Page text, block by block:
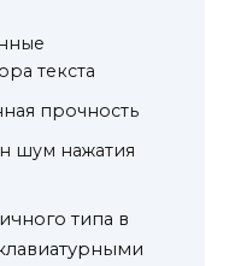
текста
прочность
шум нажатия
типа в